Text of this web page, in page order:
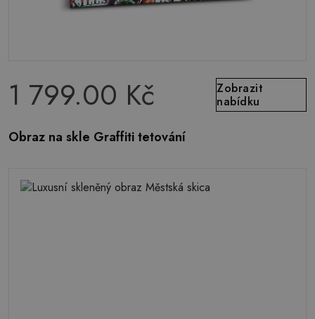
1 799.00 Kč
Zobrazit
nabídku
Obraz na skle Graffiti tetování